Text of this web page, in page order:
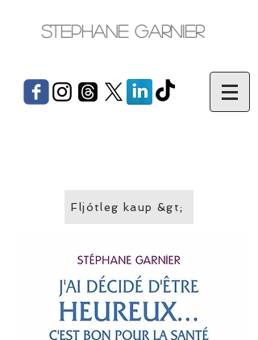
Stephane Garnier
Fljótleg kaup &gt;